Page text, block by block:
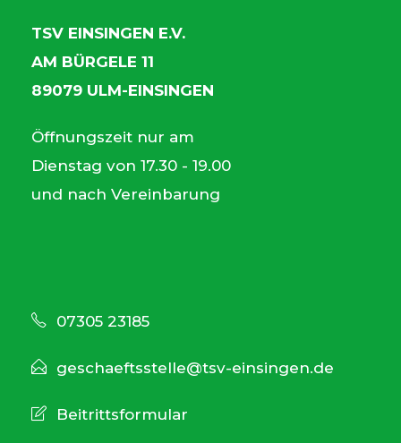
TSV EINSINGEN E.V.
AM BÜRGELE 11
89079 ULM-EINSINGEN
Öffnungszeit nur am
Dienstag von 17.30 - 19.00
und nach Vereinbarung
07305 23185
geschaeftsstelle@tsv-einsingen.de
Beitrittsformular